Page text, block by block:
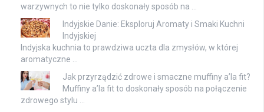
warzywnych to nie tylko doskonały sposób na …
Indyjskie Danie: Eksploruj Aromaty i Smaki Kuchni
Indyjskiej
Indyjska kuchnia to prawdziwa uczta dla zmysłów, w której
aromatyczne …
Jak przyrządzić zdrowe i smaczne muffiny a’la fit?
Muffiny a’la fit to doskonały sposób na połączenie
zdrowego stylu …